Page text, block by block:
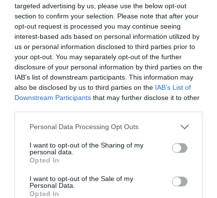
targeted advertising by us, please use the below opt-out
section to confirm your selection. Please note that after your
opt-out request is processed you may continue seeing
interest-based ads based on personal information utilized by
us or personal information disclosed to third parties prior to
your opt-out. You may separately opt-out of the further
disclosure of your personal information by third parties on the
IAB’s list of downstream participants. This information may
also be disclosed by us to third parties on the IAB’s List of
Downstream Participants that may further disclose it to other
Personal Data Processing Opt Outs
I want to opt-out of the Sharing of my
personal data.
Opted In
I want to opt-out of the Sale of my
Personal Data.
Opted In
Θεματολογία Σεμιναρίου:
• Παρουσίαση και Πρακτική Κινητήρων V300 & 2.1 lit
• Ηλεκτρονικό σύστημα Διάγνωσης G3
• Αναβάθμιση σύστημα Διάγνωσης G3
• Παρελκόμενα και Συντήρηση κινητήρων – Τεχνολογία
Smart Craft.